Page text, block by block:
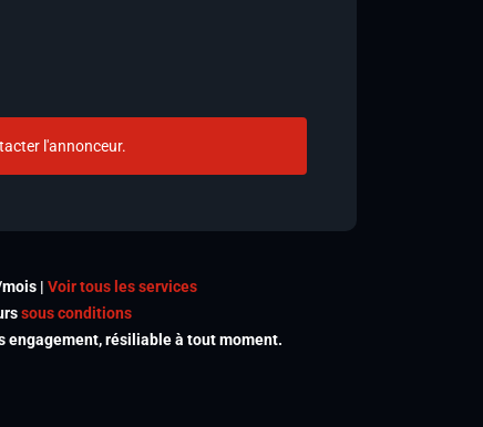
l'annonceur.
| Voir tous les services
sous conditions
engagement, résiliable à tout moment.